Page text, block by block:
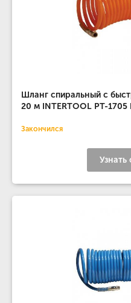
Шланг спиральный с
20 м INTERTOOL PT-
Закончился
Узнать